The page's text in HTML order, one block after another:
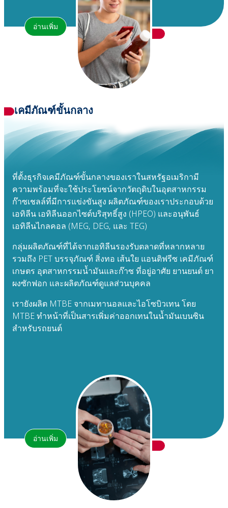
อ่านเพิ่ม
เคมีภัณฑ์ขั้นกลาง
ที่ตั้งธุรกิจเคมีภัณฑ์ขั้นกลางของเราในสหรัฐอเมริกามี
ความพร้อมที่จะใช้ประโยชน์จากวัตถุดิบในอุตสาหกรรม
ก๊าซเชลล์ที่มีการแข่งขันสูง ผลิตภัณฑ์ของเราประกอบด้วย
เอทิลีน เอทิลีนออกไซด์บริสุทธิ์สูง (HPEO) และอนุพันธ์
เอทิลีนไกลคอล (MEG, DEG, และ TEG)
กลุ่มผลิตภัณฑ์ที่ได้จากเอทิลีนรองรับตลาดที่หลากหลาย
รวมถึง PET บรรจุภัณฑ์ สิ่งทอ เส้นใย แอนติฟรีซ เคมีภัณฑ์
เกษตร อุตสาหกรรมน้ำมันและก๊าซ ที่อยู่อาศัย ยานยนต์ ยา
ผงซักฟอก และผลิตภัณฑ์ดูแลส่วนบุคคล
เรายังผลิต MTBE จากเมทานอลและไอโซบิวเทน โดย
MTBE ทำหน้าที่เป็นสารเพิ่มค่าออกเทนในน้ำมันเบนซิน
สำหรับรถยนต์
อ่านเพิ่ม